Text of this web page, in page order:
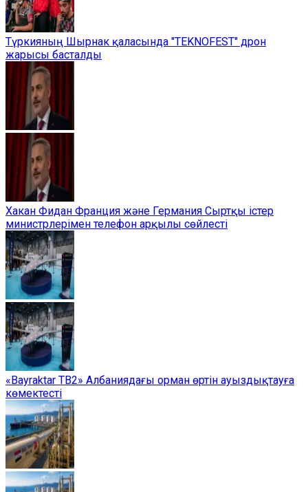
Түркияның Шырнак қаласында "TEKNOFEST" дрон
жарысы басталды
Хакан Фидан Франция және Германия Сыртқы істер
министрлерімен телефон арқылы сөйлесті
«Bayraktar TB2» Албаниядағы орман өртін ауыздықтауға
көмектесті